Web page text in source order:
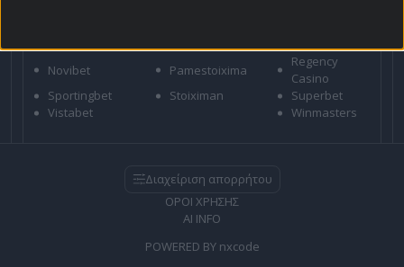
Novibet
Pamestoixima
Regency
Casino
Sportingbet
Stoiximan
Superbet
Vistabet
Winmasters
Διαχείριση απορρήτου
ΟΡΟΙ ΧΡΗΣΗΣ
AI INFO
POWERED BY nxcode